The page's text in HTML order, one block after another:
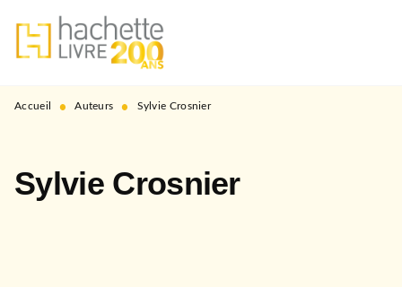
MENU RECHERCHE
PIED DE PAGE
Accueil • Auteurs • Sylvie Crosnier
Sylvie Crosnier